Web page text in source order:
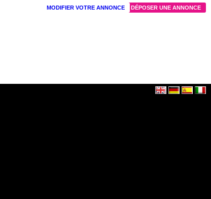
DÉPOSER UNE ANNONCE
MODIFIER VOTRE ANNONCE